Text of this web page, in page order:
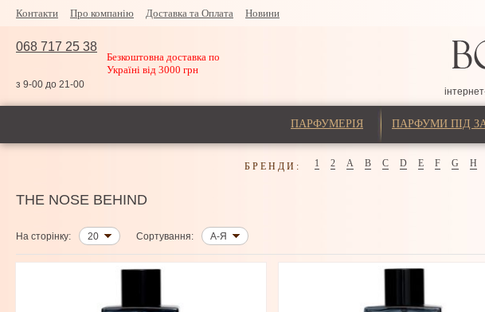
Контакти Про компанію Доставка та Оплата Новини
068 717 25 38
Безкоштовна доставка по
Україні від 3000 грн
з 9-00 до 21-00
ПАРФУМЕРІЯ ПАРФУМИ ПІД
БРЕНДИ: 1 2 A B C D E F G H
THE NOSE BEHIND
На сторінку: 20 Сортування: А-Я